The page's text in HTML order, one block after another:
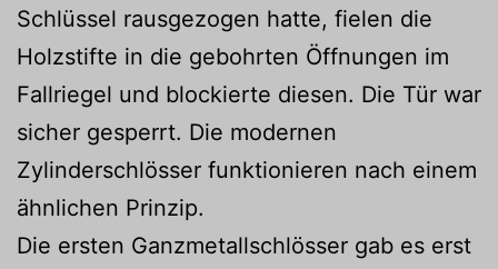
Schlüssel rausgezogen hatte, fielen die
Holzstifte in die gebohrten Öffnungen im
Fallriegel und blockierte diesen. Die Tür war
sicher gesperrt. Die modernen
Zylinderschlösser funktionieren nach einem
ähnlichen Prinzip.
Die ersten Ganzmetallschlösser gab es erst